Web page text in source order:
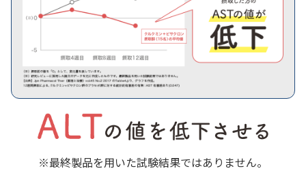
※最終製品を用いた試験結果ではありません。